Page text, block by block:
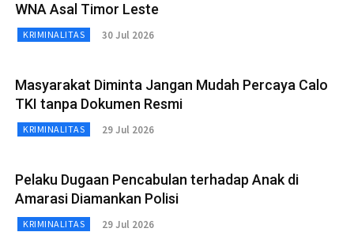
WNA Asal Timor Leste
KRIMINALITAS 30 Jul 2026
Masyarakat Diminta Jangan Mudah Percaya Calo
TKI tanpa Dokumen Resmi
KRIMINALITAS 29 Jul 2026
Pelaku Dugaan Pencabulan terhadap Anak di
Amarasi Diamankan Polisi
KRIMINALITAS 29 Jul 2026